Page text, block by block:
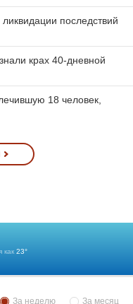
последствий
крах 40-дневной
18 человек,
как 23°
За неделю За месяц